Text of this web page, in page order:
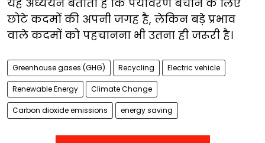
यह अध्ययन बताता है कि पर्यावरण बचाने के लिए
छोटे कदमों की अपनी जगह है, लेकिन बड़े प्रभाव
वाले कदमों को पहचानना भी उतना ही जरूरी है।
Greenhouse gases (GHG) Recycling Electric vehicle
Renewable Energy Climate Change
Carbon dioxide emissions energy saving